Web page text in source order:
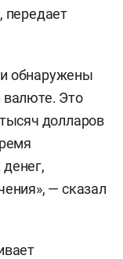
передает
обнаружены
валюте. Это
долларов
— сказал